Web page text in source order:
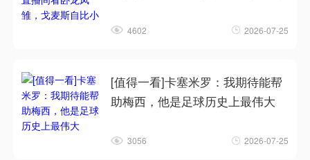
4602 2026-07-25
[值得一看]卡塞米罗：我期待能帮
助梅西，他是足球历史上最伟大
3056 2026-07-25